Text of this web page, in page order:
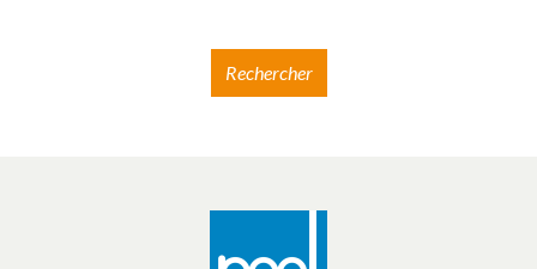
Rechercher